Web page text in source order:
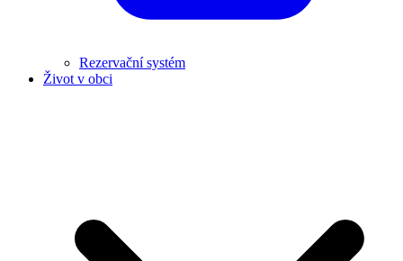
Rezervační systém
Život v obci